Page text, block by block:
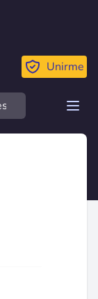
Unirme